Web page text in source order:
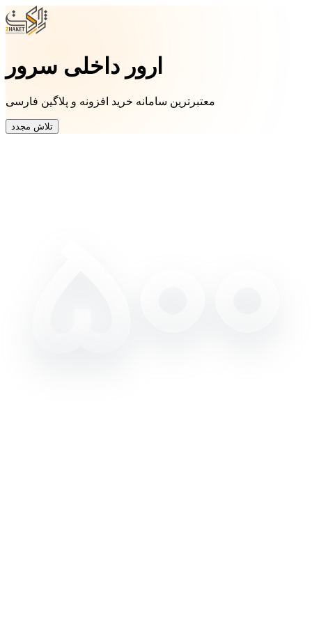
ارور داخلی سرور
معتبرترین سامانه خرید افزونه و پلاگین فارسی
تلاش مجدد